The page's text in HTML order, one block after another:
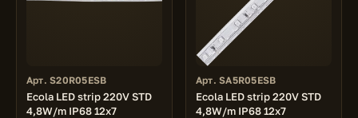
Арт. S20R05ESB
Ecola LED strip 220V STD
4,8W/m IP68 12x7
Арт. SA5R05ESB
Ecola LED strip 220V STD
4,8W/m IP68 12x7